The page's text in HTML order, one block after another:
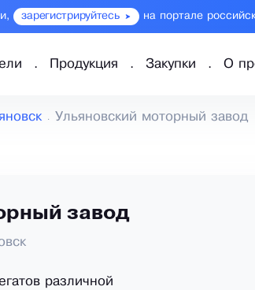
зарегистрируйтесь на портале
Продукция Закупки О
Ульяновский моторный завод
завод
различной